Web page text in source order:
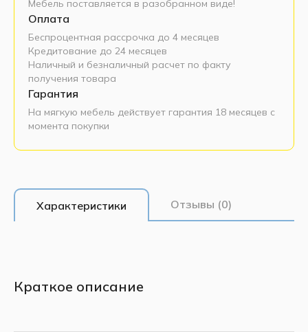
Мебель поставляется в разобранном виде!
Оплата
Беспроцентная рассрочка до 4 месяцев
Кредитование до 24 месяцев
Наличный и безналичный расчет по факту
получения товара
Гарантия
На мягкую мебель действует гарантия 18 месяцев с
момента покупки
Характеристики Отзывы (0)
Краткое описание